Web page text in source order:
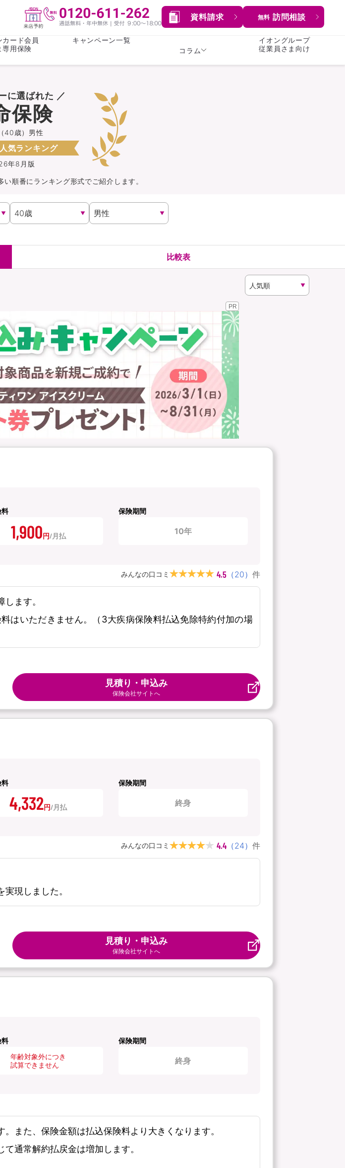
資料請求 無料 訪問相談
女性医療保険
収入保障保険
向け
持病がある方向け
がん保険
火災保険
還元型保険
女性医療保険
介護・認知症保険
カード会員
専用保険
キャンペーン一覧
コラム
ジ 心配事
イオングループ
従業員さま向け
に選ばれた ／
年8月版
40歳）男性
保険
気ランキング
い順番にランキング形式でご紹介します。
比較表
PR
料
1,900円
保険期間
10年
みんなの口コミ 4.5 （20） 件
ます。
はいただきません。（3大疾病保険料払込免除特約付加の場
見積り・申込み
保険会社サイトへ
料
4,332円
保険期間
終身
みんなの口コミ 4.4 （24） 件
現しました。
見積り・申込み
保険会社サイトへ
料
年齢対象外につき
試算できません
保険期間
終身
また、保険金額は払込保険料より大きくなります。
通常解約払戻金は増加します。